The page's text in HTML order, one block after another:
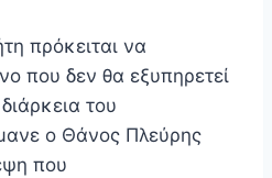
πρόκειται να
που δεν θα εξυπηρετεί
του
ο Θάνος Πλεύρης
που